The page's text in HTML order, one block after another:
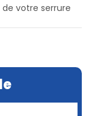
de votre serrure